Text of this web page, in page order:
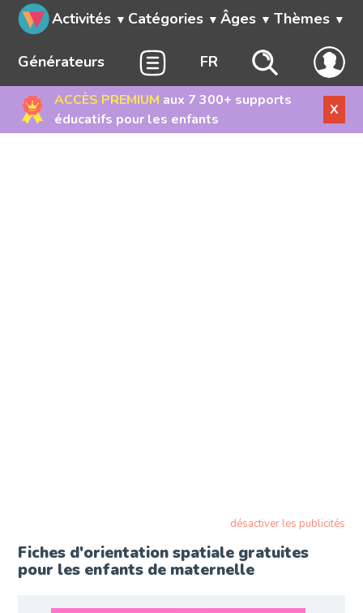
Activités Catégories Âges Thèmes
Générateurs FR
ACCÈS PREMIUM aux 7 300+ supports
éducatifs pour les enfants
X
désactiver les publicités
Fiches d'orientation spatiale gratuites
pour les enfants de maternelle